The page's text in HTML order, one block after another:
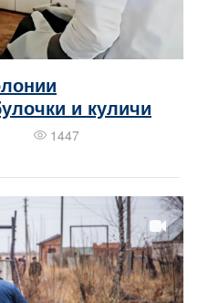
и куличи
1447